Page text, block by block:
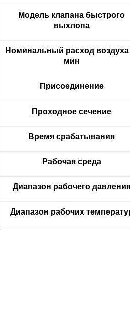
Модель клапана быстрого
выхлопа
Номинальный расход воздуха
мин
Присоединение
Проходное сечение
Время срабатывания
Рабочая среда
Диапазон рабочего
Диапазон рабочих